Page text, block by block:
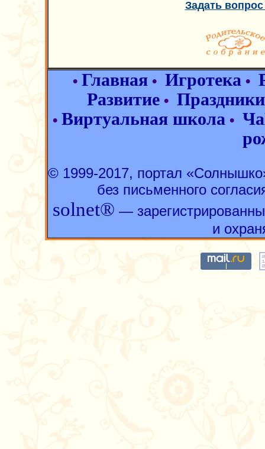
Задать
• Главная • Игротека •
Развитие• Праздники
• Виртуальная школа •
© 1999-2017, портал
без письменного
solnet® —
и